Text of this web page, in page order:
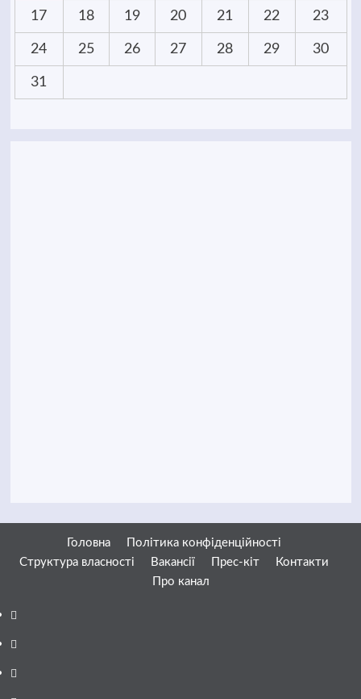
17 18 19 20 21 22 23
24 25 26 27 28 29 30
31
Головна
Політика конфіденційності
Структура власності
Вакансії Прес-кіт
Контакти
Про канал
Facebook
YouTube
Telegram